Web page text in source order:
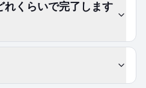
れくらいで完了します